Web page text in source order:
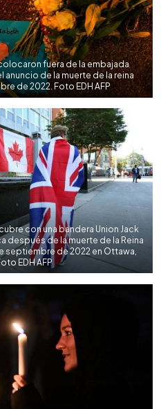
fuera de la embajada
de la muerte de la reina
de 2022. Foto EDH AFP
con una bandera Union Jack
después de la muerte de la Reina
septiembre de 2022 en Ottawa,
EDH AFP